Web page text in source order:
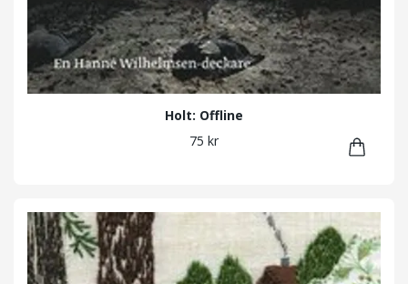
Holt: Offline
75 kr